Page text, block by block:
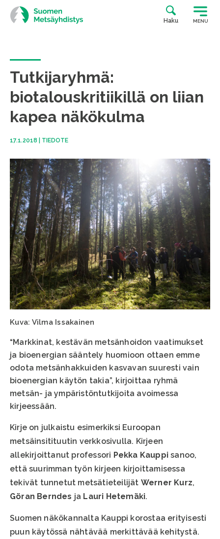
Siirry
suoraan
sisältöön
Haku MENU
Tutkijaryhmä:
biotalouskritiikillä on liian
kapea näkökulma
17.1.2018 TIEDOTE
Kuva: Vilma Issakainen
“Markkinat, kestävän metsänhoidon vaatimukset
ja bioenergian sääntely huomioon ottaen emme
odota metsänhakkuiden kasvavan suuresti vain
bioenergian käytön takia”, kirjoittaa ryhmä
metsän- ja ympäristöntutkijoita avoimessa
kirjeessään.
Kirje on julkaistu esimerkiksi Euroopan
metsäinsitituutin verkkosivulla. Kirjeen
allekirjoittanut professori Pekka Kauppi sanoo,
että suurimman työn kirjeen kirjoittamisessa
tekivät tunnetut metsätieteilijät Werner Kurz,
Göran Berndes ja Lauri Hetemäki.
Suomen näkökannalta Kauppi korostaa erityisesti
puun käytössä nähtävää merkittävää kehitystä.